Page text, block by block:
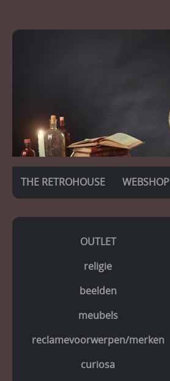
THE RETROHOUSE WEBSHOP
OUTLET
religie
beelden
meubels
reclamevoorwerpen/merken
curiosa